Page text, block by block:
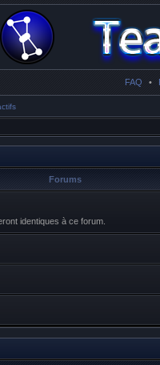
FAQ •
Forums
identiques à ce forum.